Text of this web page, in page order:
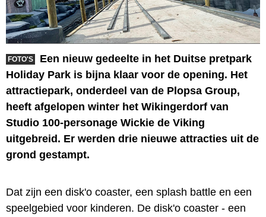
FOTO'S
Een nieuw gedeelte in het Duitse pretpark
Holiday Park is bijna klaar voor de opening. Het
attractiepark, onderdeel van de Plopsa Group,
heeft afgelopen winter het Wikingerdorf van
Studio 100-personage Wickie de Viking
uitgebreid. Er werden drie nieuwe attracties uit de
grond gestampt.
Dat zijn een disk'o coaster, een splash battle en een
speelgebied voor kinderen. De disk'o coaster - een